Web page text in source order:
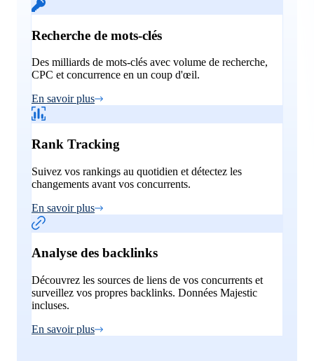
Recherche de mots-clés
Des milliards de mots-clés avec volume de recherche,
CPC et concurrence en un coup d'œil.
En savoir plus
Rank Tracking
Suivez vos rankings au quotidien et détectez les
changements avant vos concurrents.
En savoir plus
Analyse des backlinks
Découvrez les sources de liens de vos concurrents et
surveillez vos propres backlinks. Données Majestic
incluses.
En savoir plus